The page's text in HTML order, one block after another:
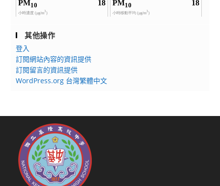
其他操作
登入
訂閱網站內容的資訊提供
訂閱留言的資訊提供
WordPress.org 台灣繁體中文